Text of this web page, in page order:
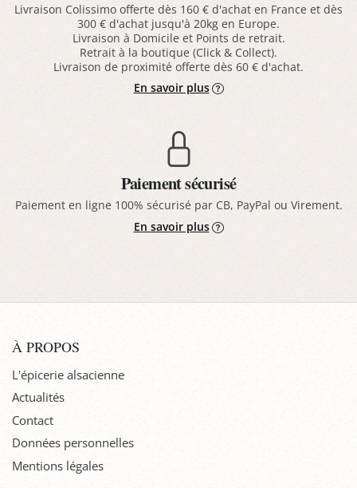
Livraison Colissimo offerte dès 160 € d'achat en France et dès
300 € d'achat jusqu'à 20kg en Europe.
Livraison à Domicile et Points de retrait.
Retrait à la boutique (Click & Collect).
Livraison de proximité offerte dès 60 € d'achat.
En savoir plus
Paiement sécurisé
Paiement en ligne 100% sécurisé par CB, PayPal ou Virement.
En savoir plus
À PROPOS
L'épicerie alsacienne
Actualités
Contact
Données personnelles
Mentions légales